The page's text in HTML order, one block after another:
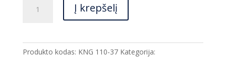
kiekis:
Į krepšelį
Produkto kodas: KNG 110-37 Kategorija: